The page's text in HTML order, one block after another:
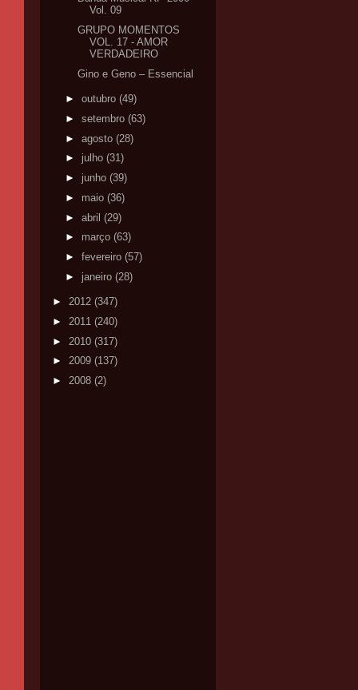
Vol. 09
GRUPO MOMENTOS
VOL. 17 - AMOR
VERDADEIRO
Gino e Geno – Essencial
► outubro (49)
► setembro (63)
► agosto (28)
► julho (31)
► junho (39)
► maio (36)
► abril (29)
► março (63)
► fevereiro (57)
► janeiro (28)
► 2012 (347)
► 2011 (240)
► 2010 (317)
► 2009 (137)
► 2008 (2)